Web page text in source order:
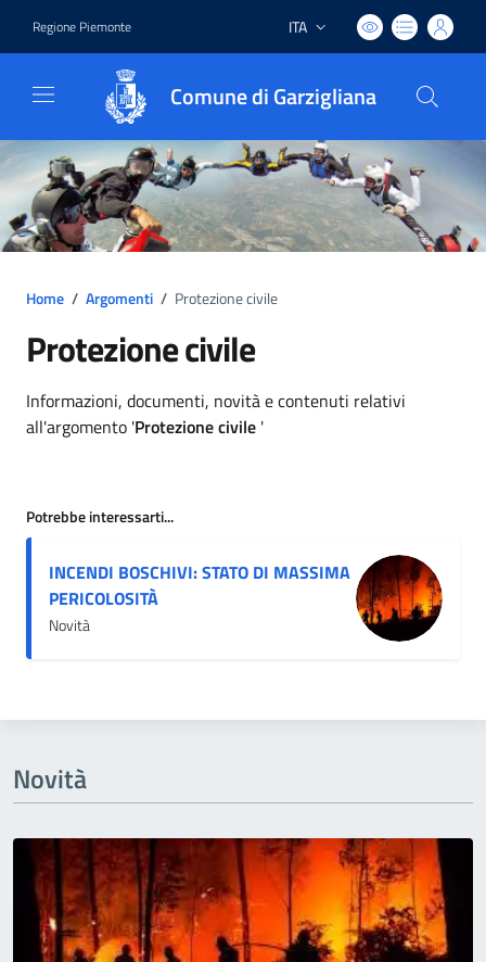
Regione Piemonte Lingua attiva:
ITA
Comune di Garzigliana
Home / Argomenti / Protezione civile
Protezione civile
Dettagli argomento
Informazioni, documenti, novità e contenuti relativi
all'argomento 'Protezione civile '
Potrebbe interessarti...
INCENDI BOSCHIVI: STATO DI MASSIMA
PERICOLOSITÀ
Novità
Novità